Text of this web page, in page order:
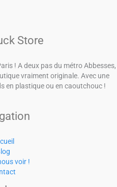
Store
! A deux pas du métro Abbesses,
vraiment originale. Avec une
en plastique ou en caoutchouc !
voir !